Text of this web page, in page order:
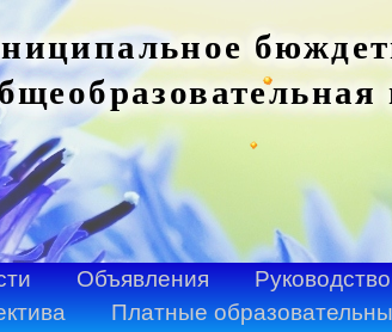
Объявления
Платные